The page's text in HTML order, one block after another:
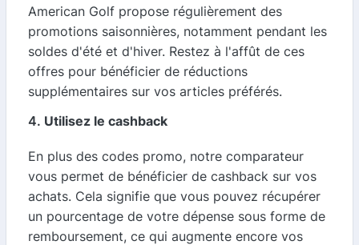
American Golf propose régulièrement des
promotions saisonnières, notamment pendant les
soldes d'été et d'hiver. Restez à l'affût de ces
offres pour bénéficier de réductions
supplémentaires sur vos articles préférés.
4. Utilisez le cashback
En plus des codes promo, notre comparateur
vous permet de bénéficier de cashback sur vos
achats. Cela signifie que vous pouvez récupérer
un pourcentage de votre dépense sous forme de
remboursement, ce qui augmente encore vos